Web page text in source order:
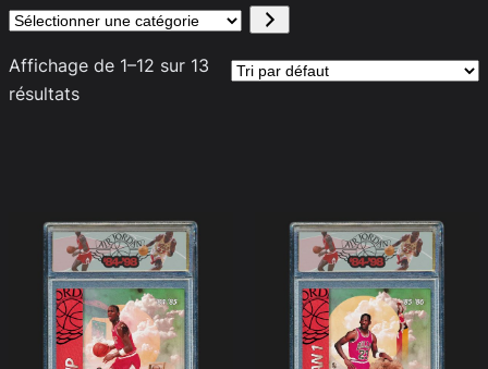
Sélectionner
catégorie
Affichage de 1–12 sur 13
résultats